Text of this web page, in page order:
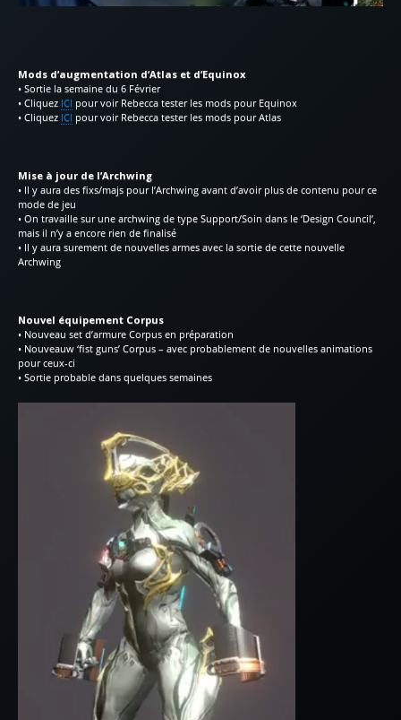
Mods d’augmentation d’Atlas et d’Equinox
• Sortie la semaine du 6 Février
• Cliquez ICI pour voir Rebecca tester les mods pour Equinox
• Cliquez ICI pour voir Rebecca tester les mods pour Atlas
Mise à jour de l’Archwing
• Il y aura des fixs/majs pour l’Archwing avant d’avoir plus de contenu pour ce
mode de jeu
• On travaille sur une archwing de type Support/Soin dans le ‘Design Council’,
mais il n’y a encore rien de finalisé
• Il y aura surement de nouvelles armes avec la sortie de cette nouvelle
Archwing
Nouvel équipement Corpus
• Nouveau set d’armure Corpus en préparation
• Nouveauw ‘fist guns’ Corpus – avec probablement de nouvelles animations
pour ceux-ci
• Sortie probable dans quelques semaines